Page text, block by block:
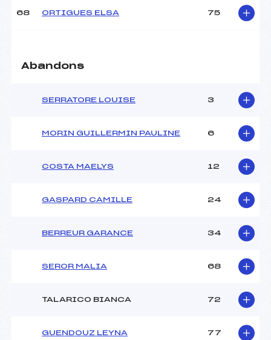
68 ORTIGUES ELSA 75
Abandons
SERRATORE LOUISE 3
MORIN GUILLERMIN PAULINE 6
COSTA MAELYS 12
GASPARD CAMILLE 24
BERREUR GARANCE 34
SEROR MALIA 68
TALARICO BIANCA 72
GUENDOUZ LEYNA 77